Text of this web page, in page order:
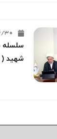
30
سلسله
شهید